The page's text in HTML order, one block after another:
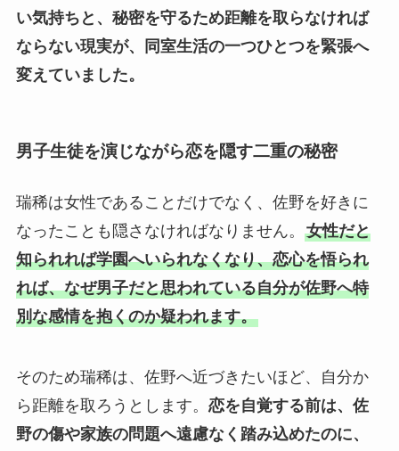
い気持ちと、秘密を守るため距離を取らなければ
ならない現実が、同室生活の一つひとつを緊張へ
変えていました。
男子生徒を演じながら恋を隠す二重の秘密
瑞稀は女性であることだけでなく、佐野を好きに
なったことも隠さなければなりません。 女性だと
知られれば学園へいられなくなり、恋心を悟られ
れば、なぜ男子だと思われている自分が佐野へ特
別な感情を抱くのか疑われます。
そのため瑞稀は、佐野へ近づきたいほど、自分か
ら距離を取ろうとします。 恋を自覚する前は、佐
野の傷や家族の問題へ遠慮なく踏み込めたのに、